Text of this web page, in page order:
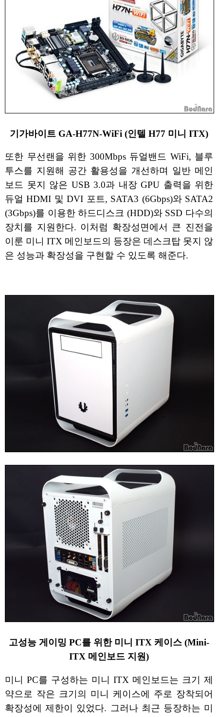
기가바이트 GA-H77N-WiFi (인텔 H77 미니 ITX)
또한 무선랜을 위한 300Mbps 듀얼밴드 WiFi, 블루
투스를 지원해 공간 활용성을 개선하며 일반 메인
보드 못지 않은 USB 3.0과 내장 GPU 출력을 위한
듀얼 HDMI 및 DVI 포트, SATA3 (6Gbps)와 SATA2
(3Gbps)를 이용한 하드디스크 (HDD)와 SSD 다수의
장치를 지원한다. 이처럼 확장성면에서 큰 진전을
이룬 미니 ITX 메인보드의 등장은 데스크탑 못지 않
은 성능과 확장성을 구현할 수 있도록 해준다.
고성능 게이밍 PC를 위한 미니 ITX 케이스 (Mini-
ITX 메인보드 지원)
미니 PC를 구성하는 미니 ITX 메인보드는 크기 제
약으로 작은 크기의 미니 케이스에 주로 장착되어
확장성에 제한이 있었다. 그러나 최근 등장하는 미